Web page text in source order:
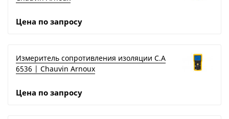
Цена по запросу
Измеритель сопротивления изоляции C.A
6536 | Chauvin Arnoux
Цена по запросу